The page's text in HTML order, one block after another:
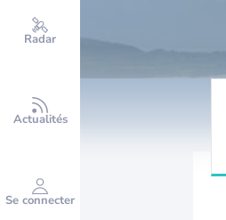
Radar
Actualités
Se connecter